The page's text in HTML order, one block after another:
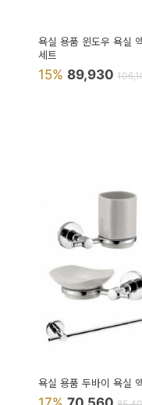
욕실 용품 윈도우 욕실
세트
15%89,930
욕실 용품 두바이 욕실